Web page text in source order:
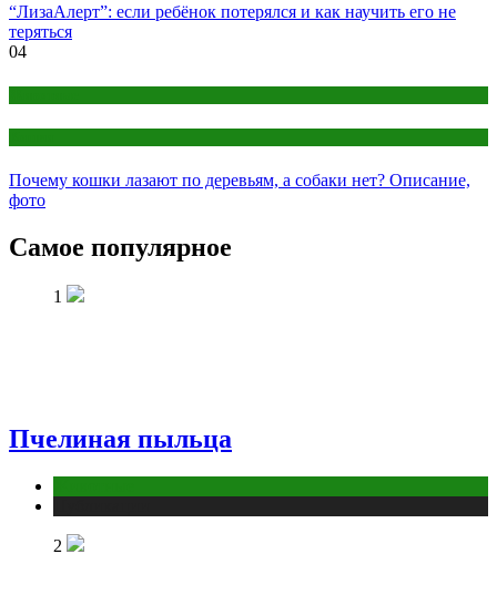
“ЛизаАлерт”: если ребёнок потерялся и как научить его не
теряться
04
Почему кошки лазают по деревьям, а собаки нет? Описание,
фото
Самое популярное
1
Пчелиная пыльца
2